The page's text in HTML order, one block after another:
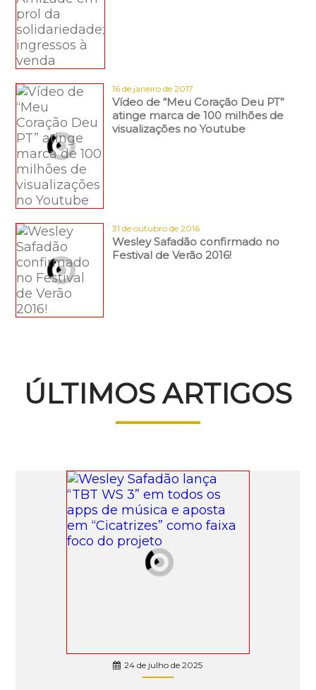
16 de janeiro de 2017
Vídeo de “Meu Coração Deu PT”
atinge marca de 100 milhões de
visualizações no Youtube
31 de outubro de 2016
Wesley Safadão confirmado no
Festival de Verão 2016!
ÚLTIMOS ARTIGOS
24 de julho de 2025